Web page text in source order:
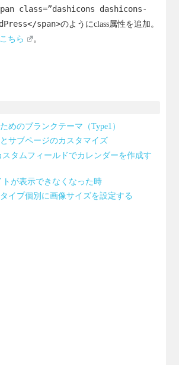
class=”dashicons dashicons-
span>のようにclass属性を追加。
ちら
。
めのブランクテーマ（Type1）
サブページのカスタマイズ
スタムフィールドでカレンダーを作成す
トが表示できなくなった時
イプ個別に画像サイズを設定する